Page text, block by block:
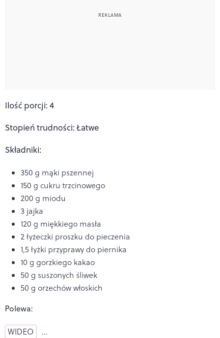
Ilość porcji: 4
Stopień trudności: Łatwe
Składniki:
350 g mąki pszennej
150 g cukru trzcinowego
200 g miodu
3 jajka
120 g miękkiego masła
2 łyżeczki proszku do pieczenia
1,5 łyżki przyprawy do piernika
10 g gorzkiego kakao
50 g suszonych śliwek
50 g orzechów włoskich
Polewa:
WIDEO …